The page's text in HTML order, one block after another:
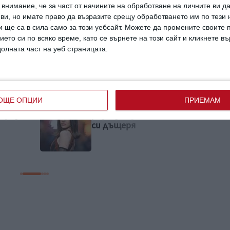
че за част от начините на обработване на личните ви
ви, но имате право да възразите срещу обработването им по тези
ще са в сила само за този уебсайт. Можете да промените своите
си по всяко време, като се върнете на този сайт и кликнете
част на уеб страницата.
ОПЦИИ ПРИЕМАМ
топлинаотношения
семейството на Башар
Рахал